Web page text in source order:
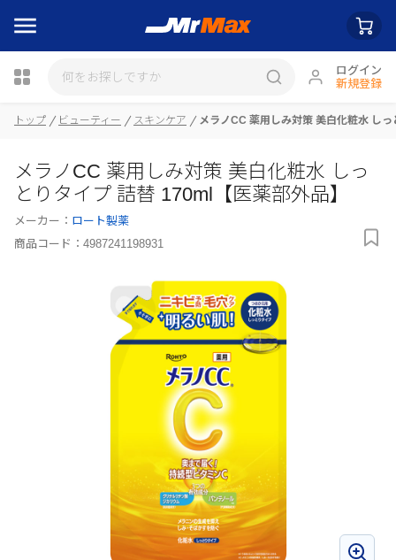
ログイン
新規登録
トップ ビューティー スキンケア メラノCC 薬用しみ対策 美白化粧水 し
メラノCC 薬用しみ対策 美白化粧水 しっ
とりタイプ 詰替 170ml【医薬部外品】
メーカー： ロート製薬
商品コード： 4987241198931